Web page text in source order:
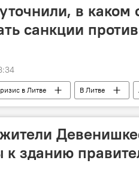
в каком
санкции
в Литве В Литве
Белоруссия
к зданию